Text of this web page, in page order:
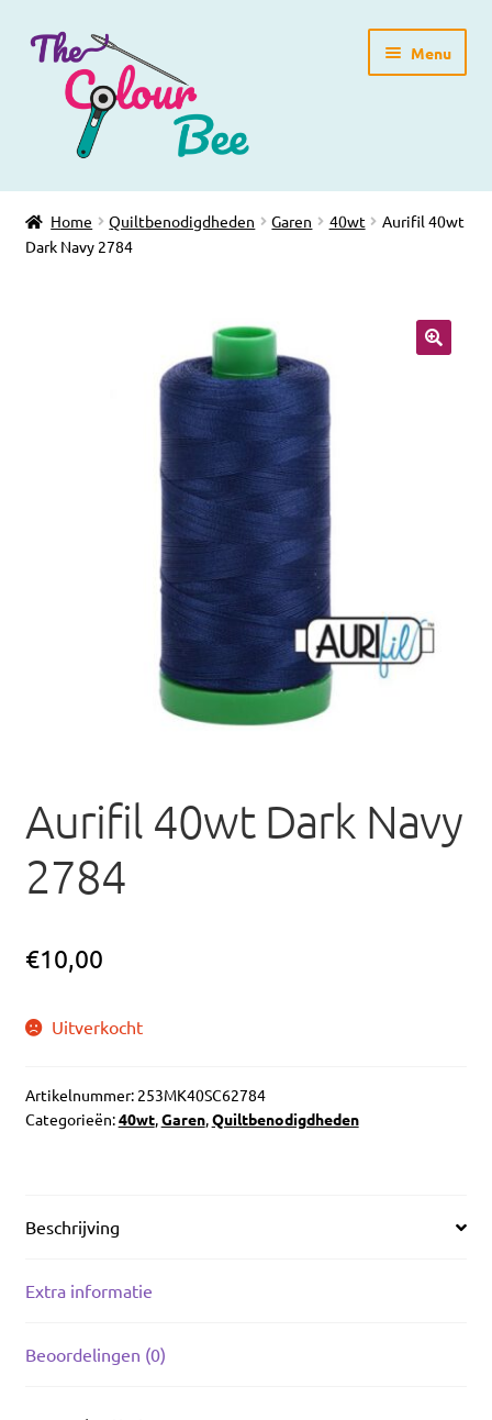
Ga
door
navigatie
Ga
direct
inhoud
Menu
Home
Winkelpagina
Home Quiltbenodigdheden Garen 40wt
Aurifil 40wt
Dark Navy 2784
Aurifil 40wt Dark Navy
2784
€10,00
Uitverkocht
Artikelnummer: 253MK40SC62784
Categorieën:40wt,Garen,Quiltbenodigdheden
Beschrijving
Extra informatie
Beoordelingen (0)